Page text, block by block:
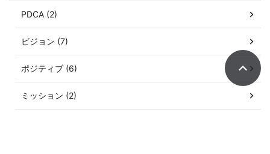
PDCA (2)
ビジョン (7)
ポジティブ (6)
ミッション (2)